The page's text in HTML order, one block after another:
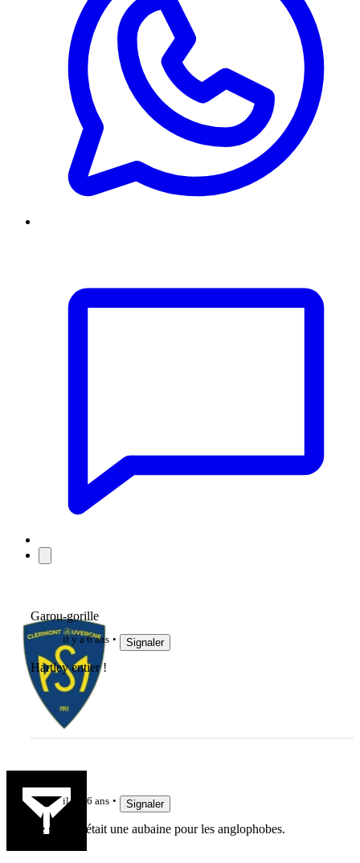
Garou-gorille
il y a 6 ans Signaler
Hartley entier !
il y a 6 ans Signaler
Ce garçon était une aubaine pour les anglophobes.